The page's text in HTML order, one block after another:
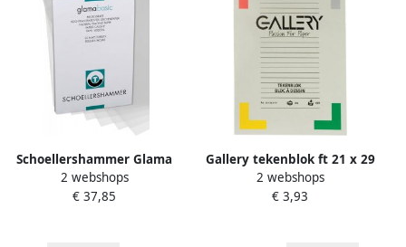
Schoellershammer Glama
papier 100 g ft 29 7 x 42 cm
A3 transparant blok van 50
2 webshops
€ 37,85
Gallery tekenblok ft 21 x 29
7 cm (A4) extra zwaar
houtvrij papier 190 g mÃÂ²
2 webshops
€ 3,93